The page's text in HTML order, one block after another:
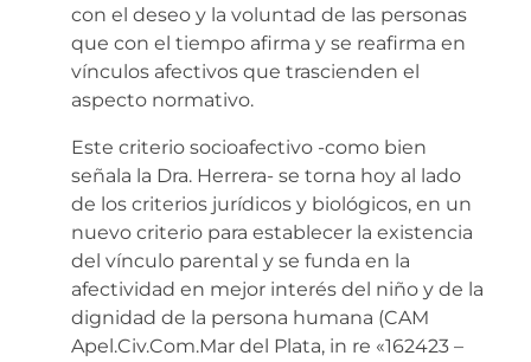
con el deseo y la voluntad de las personas
que con el tiempo afirma y se reafirma en
vínculos afectivos que trascienden el
aspecto normativo.
Este criterio socioafectivo -como bien
señala la Dra. Herrera- se torna hoy al lado
de los criterios jurídicos y biológicos, en un
nuevo criterio para establecer la existencia
del vínculo parental y se funda en la
afectividad en mejor interés del niño y de la
dignidad de la persona humana (CAM
Apel.Civ.Com.Mar del Plata, in re «162423 –